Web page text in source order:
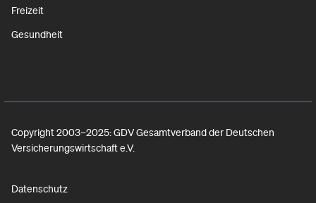
Freizeit
Gesundheit
Copyright 2003–2025: GDV Gesamtverband der Deutschen
Versicherungswirtschaft e.V.
Datenschutz